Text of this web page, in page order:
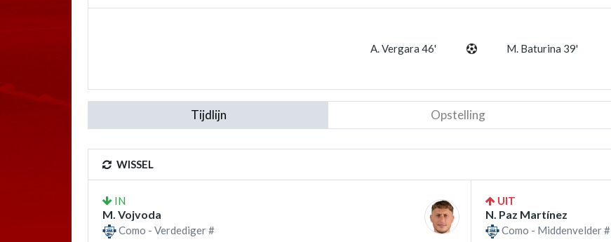
A. Vergara 46' M. Baturina 39'
Tijdlijn Opstelling
WISSEL
IN
M. Vojvoda
Como - Verdediger #
UIT
N. Paz Martínez
Como - Middenvelder #